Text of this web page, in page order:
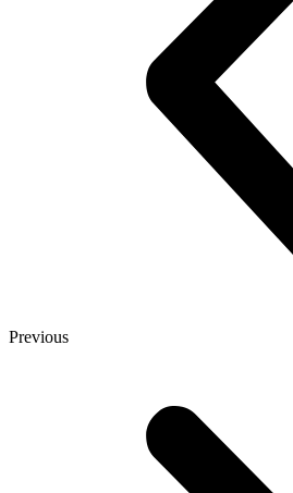
Previous